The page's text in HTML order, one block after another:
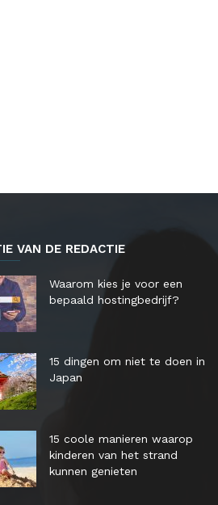
VAN DE REDACTIE
Waarom kies je voor een
bepaald hostingbedrijf?
15 dingen om niet te doen in
Japan
15 coole manieren waarop
kinderen van het strand
kunnen genieten